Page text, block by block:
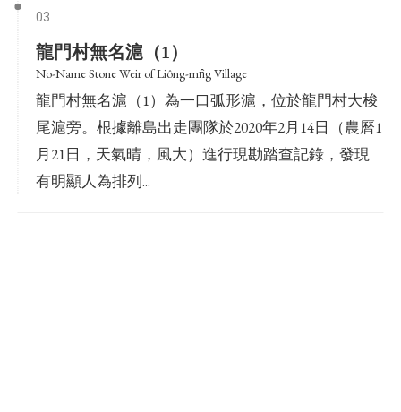
03
龍門村無名滬（1）
No-Name Stone Weir of Liông-mn̂g Village
龍門村無名滬（1）為一口弧形滬，位於龍門村大梭
尾滬旁。根據離島出走團隊於2020年2月14日（農曆1
月21日，天氣晴，風大）進行現勘踏查記錄，發現
有明顯人為排列...